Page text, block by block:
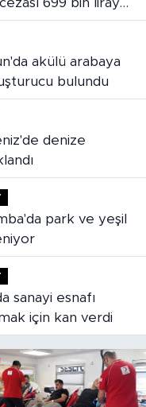
699 bin liraya
bulundu
için kan verdi